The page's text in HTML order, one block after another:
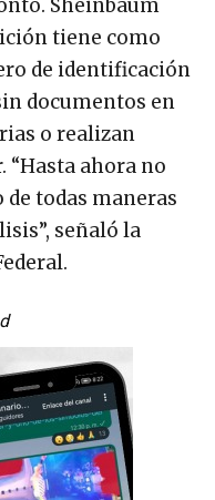
Sheinbaum
tiene como
de identificación
documentos en
o realizan
“Hasta ahora no
todas maneras
señaló la